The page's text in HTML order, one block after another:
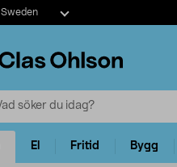
Sweden
El Fritid Bygg